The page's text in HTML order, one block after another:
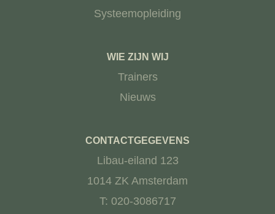
Systeemopleiding
WIE ZIJN WIJ
Trainers
Nieuws
CONTACTGEGEVENS
Libau-eiland 123
1014 ZK Amsterdam
T: 020-3086717